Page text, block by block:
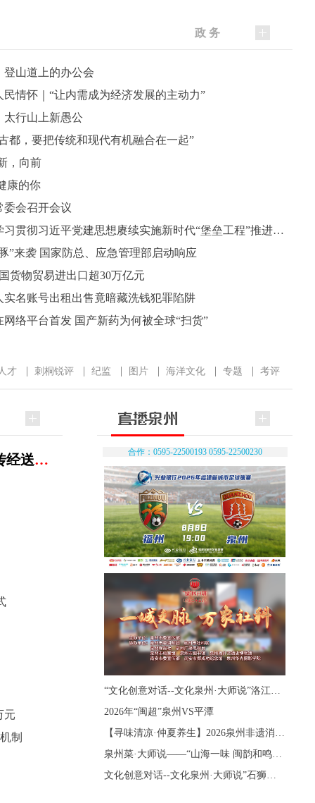
政 务
登山道上的办公会
民情怀｜“让内需成为经济发展的主动力”
太行山上新愚公
都，要把传统和现代有机融合在一起”
，向前
康的你
委会召开会议
全省深入学习贯彻习近平党建思想赓续实施新时代“堡垒工程”推进会召开
”来袭 国家防总、应急管理部启动响应
货物贸易进出口超30万亿元
实名账号出租出售竟暗藏洗钱犯罪陷阱
网络平台首发 国产新药为何被全球“扫货”
才 刺桐锐评 纪监 图片 海洋文化 专题 考评
高端智脑赋能产业升级 16位博士后组团来泉“传经送宝”
元
制
合作：0595-22500193 0595-22500230
“文化创意对话--文化泉州·大师说”洛江蔡襄书院专场
2026年“闽超”泉州VS平潭
【寻味清凉·仲夏养生】2026泉州非遗消夏购物市集
泉州菜·大师说——“山海一味 闽韵和鸣”新闽菜交流会专场
文化创意对话--文化泉州·大师说”石狮文祠鳌水书院专场